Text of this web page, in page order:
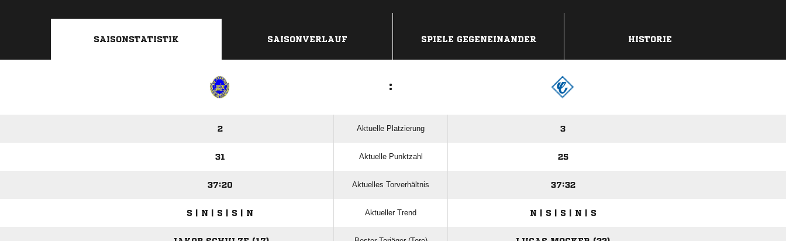
SAISONSTATISTIK SAISONVERLAUF SPIELE GEGENEINANDER HISTORIE
:
2 Aktuelle Platzierung 3
31 Aktuelle Punktzahl 25
37:20 Aktuelles Torverhältnis 37:32
S | N | S | S | N Aktueller Trend N | S | S | N | S